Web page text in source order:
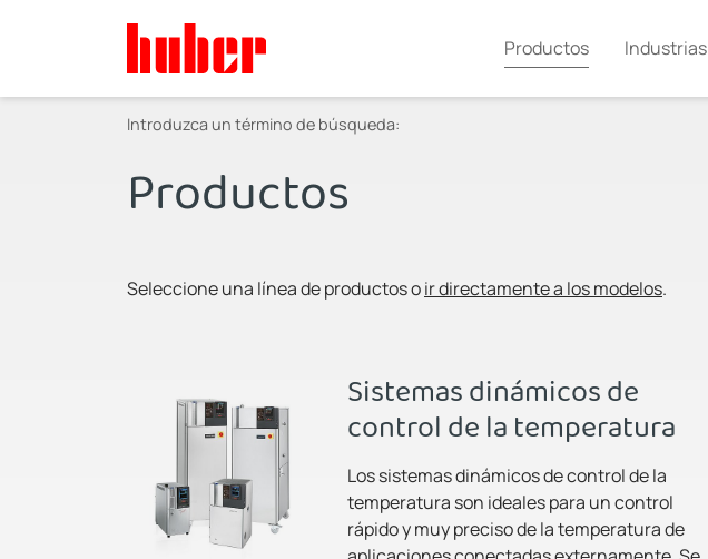
Productos Industrias
Introduzca un término de búsqueda:
Productos
Seleccione una línea de productos oir directamente a los modelos.
Sistemas dinámicos de
control de la temperatura
Los sistemas dinámicos de control de la
temperatura son ideales para un control
rápido y muy preciso de la temperatura de